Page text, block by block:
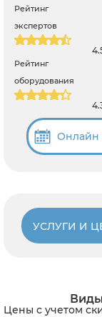
Рейтинг
экспертов
Рейтинг
оборудования
Онлайн
УСЛУГИ И
Цены с учетом